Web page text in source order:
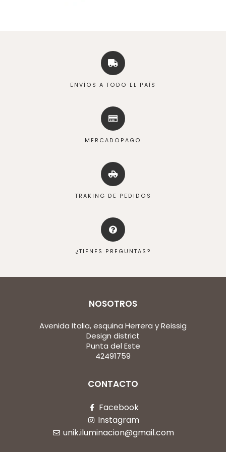
ENVÍOS A TODO EL PAÍS
MERCADOPAGO
TRAKING DE PEDIDOS
¿TIENES PREGUNTAS?
NOSOTROS
Avenida Italia, esquina Herrera y Reissig
Design district
Punta del Este
42491759
CONTACTO
Facebook
Instagram
unik.iluminacion@gmail.com